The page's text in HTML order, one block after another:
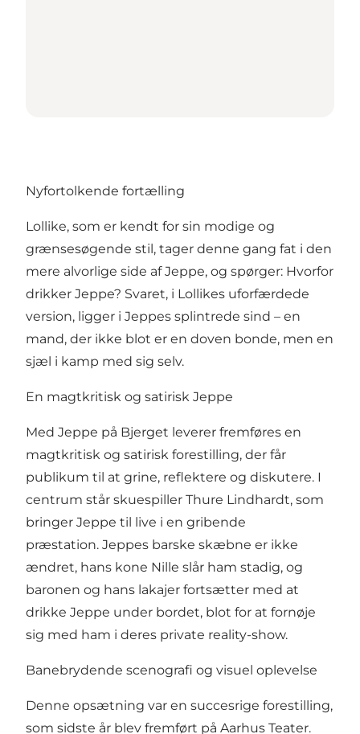
Nyfortolkende fortælling
Lollike, som er kendt for sin modige og
grænsesøgende stil, tager denne gang fat i den
mere alvorlige side af Jeppe, og spørger: Hvorfor
drikker Jeppe? Svaret, i Lollikes uforfærdede
version, ligger i Jeppes splintrede sind – en
mand, der ikke blot er en doven bonde, men en
sjæl i kamp med sig selv.
En magtkritisk og satirisk Jeppe
Med Jeppe på Bjerget leverer fremføres en
magtkritisk og satirisk forestilling, der får
publikum til at grine, reflektere og diskutere. I
centrum står skuespiller Thure Lindhardt, som
bringer Jeppe til live i en gribende
præstation. Jeppes barske skæbne er ikke
ændret, hans kone Nille slår ham stadig, og
baronen og hans lakajer fortsætter med at
drikke Jeppe under bordet, blot for at fornøje
sig med ham i deres private reality-show.
Banebrydende scenografi og visuel oplevelse
Denne opsætning var en succesrige forestilling,
som sidste år blev fremført på Aarhus Teater.